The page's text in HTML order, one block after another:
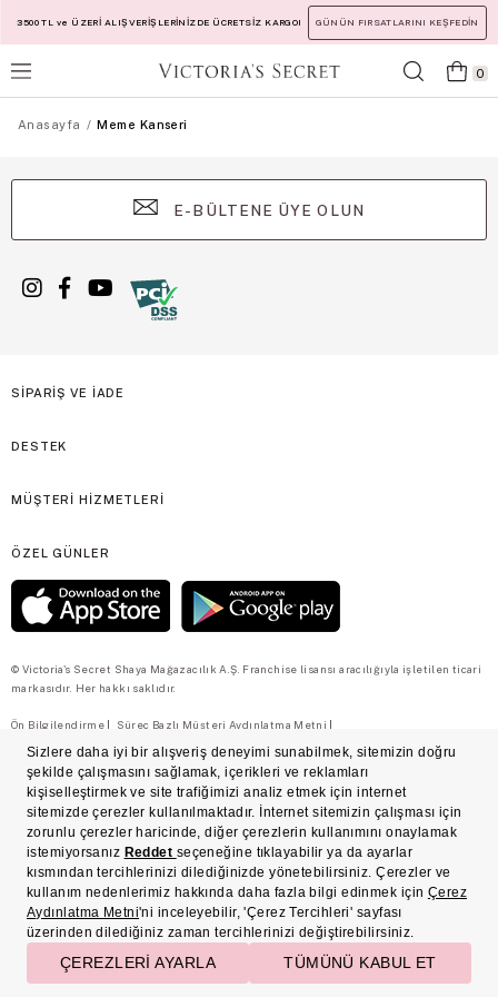
3500 TL ve ÜZERİ ALIŞVERİŞLERİNİZDE ÜCRETSİZ KARGO! GÜNÜN FIRSATLARINI KEŞFEDİN
0
Anasayfa Meme Kanseri
E-BÜLTENE ÜYE OLUN
SİPARİŞ VE İADE
DESTEK
MÜŞTERİ HİZMETLERİ
ÖZEL GÜNLER
© Victoria's Secret Shaya Mağazacılık A.Ş. Franchise lisansı aracılığıyla işletilen ticari
markasıdır. Her hakkı saklıdır.
Ön Bilgilendirme
Süreç Bazlı Müşteri Aydınlatma Metni
Çerez Tercihleri